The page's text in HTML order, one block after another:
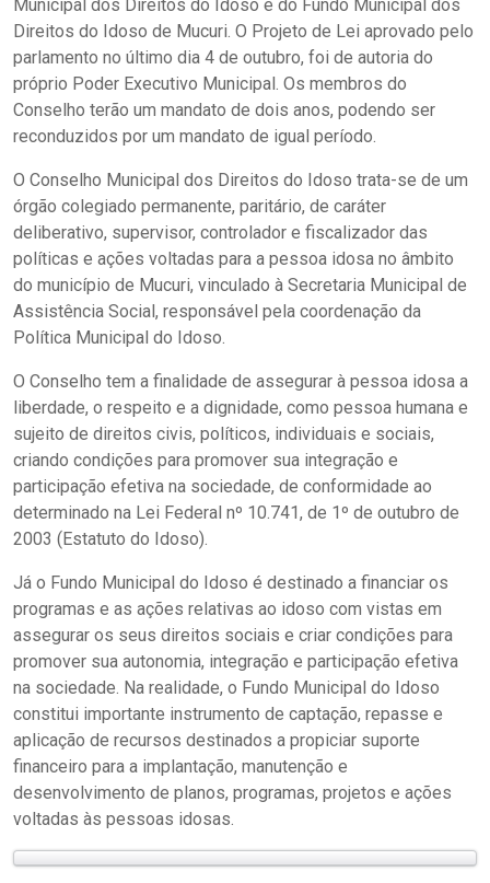
Municipal dos Direitos do Idoso e do Fundo Municipal dos
Direitos do Idoso de Mucuri. O Projeto de Lei aprovado pelo
parlamento no último dia 4 de outubro, foi de autoria do
próprio Poder Executivo Municipal. Os membros do
Conselho terão um mandato de dois anos, podendo ser
reconduzidos por um mandato de igual período.
O Conselho Municipal dos Direitos do Idoso trata-se de um
órgão colegiado permanente, paritário, de caráter
deliberativo, supervisor, controlador e fiscalizador das
políticas e ações voltadas para a pessoa idosa no âmbito
do município de Mucuri, vinculado à Secretaria Municipal de
Assistência Social, responsável pela coordenação da
Política Municipal do Idoso.
O Conselho tem a finalidade de assegurar à pessoa idosa a
liberdade, o respeito e a dignidade, como pessoa humana e
sujeito de direitos civis, políticos, individuais e sociais,
criando condições para promover sua integração e
participação efetiva na sociedade, de conformidade ao
determinado na Lei Federal nº 10.741, de 1º de outubro de
2003 (Estatuto do Idoso).
Já o Fundo Municipal do Idoso é destinado a financiar os
programas e as ações relativas ao idoso com vistas em
assegurar os seus direitos sociais e criar condições para
promover sua autonomia, integração e participação efetiva
na sociedade. Na realidade, o Fundo Municipal do Idoso
constitui importante instrumento de captação, repasse e
aplicação de recursos destinados a propiciar suporte
financeiro para a implantação, manutenção e
desenvolvimento de planos, programas, projetos e ações
voltadas às pessoas idosas.